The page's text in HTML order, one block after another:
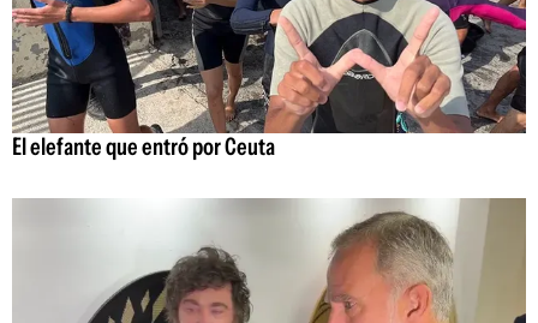
El elefante que entró por Ceuta